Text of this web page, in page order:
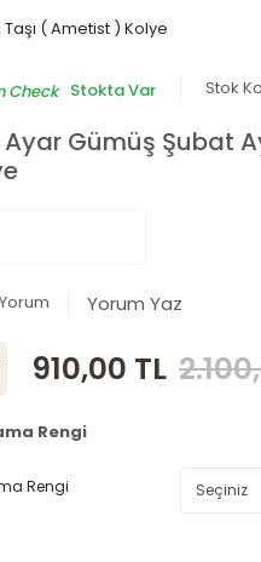
( Ametist ) Kolye
Stokta Var Stok
Gümüş Şubat
Yorum Yaz
910,00 TL
Rengi
Rengi